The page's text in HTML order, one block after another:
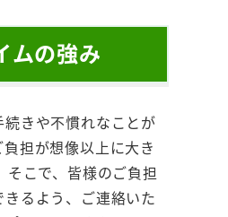
ムの強み
きや不慣れなことが
担が想像以上に大き
そこで、皆様のご負担
るよう、ご連絡いた